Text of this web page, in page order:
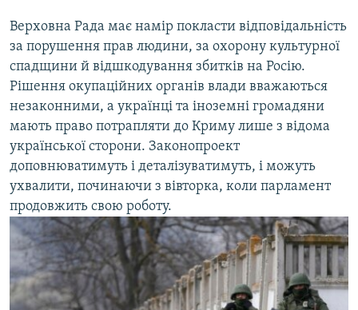
Верховна Рада має намір покласти відповідальність
за порушення прав людини, за охорону культурної
спадщини й відшкодування збитків на Росію.
Рішення окупаційних органів влади вважаються
незаконними, а українці та іноземні громадяни
мають право потрапляти до Криму лише з відома
української сторони. Законопроект
доповнюватимуть і деталізуватимуть, і можуть
ухвалити, починаючи з вівторка, коли парламент
продовжить свою роботу.